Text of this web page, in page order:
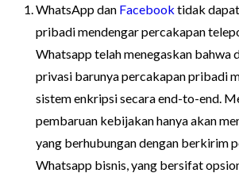
WhatsApp dan Facebook tidak
pribadi mendengar percakapan
Whatsapp telah menegaskan bahwa
privasi barunya percakapan pribadi
sistem enkripsi secara end-to-end.
pembaruan kebijakan hanya akan
yang berhubungan dengan berkirim
Whatsapp bisnis, yang bersifat